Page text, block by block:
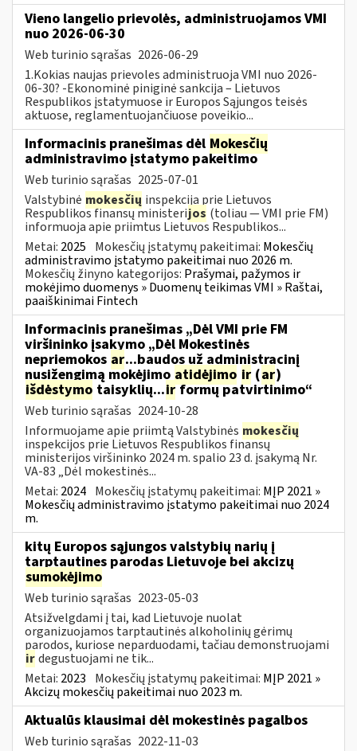
Vieno langelio prievolės, administruojamos VMI
nuo 2026-06-30
Web turinio sąrašas 2026-06-29
1.Kokias naujas prievoles administruoja VMI nuo 2026-
06-30? -Ekonominė piniginė sankcija – Lietuvos
Respublikos įstatymuose ir Europos Sąjungos teisės
aktuose, reglamentuojančiuose poveikio...
Informacinis pranešimas dėl Mokesčių
administravimo įstatymo pakeitimo
Web turinio sąrašas 2025-07-01
Valstybinė mokesčių inspekcija prie Lietuvos
Respublikos finansų ministerijos (toliau — VMI prie FM)
informuoja apie priimtus Lietuvos Respublikos...
Metai: 2025 Mokesčių įstatymų pakeitimai: Mokesčių
administravimo įstatymo pakeitimai nuo 2026 m.
Mokesčių žinyno kategorijos: Prašymai, pažymos ir
mokėjimo duomenys » Duomenų teikimas VMI » Raštai,
paaiškinimai Fintech
Informacinis pranešimas „Dėl VMI prie FM
viršininko įsakymo „Dėl Mokestinės
nepriemokos ar...baudos už administracinį
nusižengimą mokėjimo atidėjimo ir (ar)
išdėstymo taisyklių...irformų patvirtinimo“
Web turinio sąrašas 2024-10-28
Informuojame apie priimtą Valstybinės mokesčių
inspekcijos prie Lietuvos Respublikos finansų
ministerijos viršininko 2024 m. spalio 23 d. įsakymą Nr.
VA-83 „Dėl mokestinės...
Metai: 2024 Mokesčių įstatymų pakeitimai: MĮP 2021 »
Mokesčių administravimo įstatymo pakeitimai nuo 2024
m.
kitų Europos sąjungos valstybių narių į
tarptautines parodas Lietuvoje bei akcizų
sumokėjimo
Web turinio sąrašas 2023-05-03
Atsižvelgdami į tai, kad Lietuvoje nuolat
organizuojamos tarptautinės alkoholinių gėrimų
parodos, kuriose neparduodami, tačiau demonstruojami
irdegustuojami ne tik...
Metai: 2023 Mokesčių įstatymų pakeitimai: MĮP 2021 »
Akcizų mokesčių pakeitimai nuo 2023 m.
Aktualūs klausimai dėl mokestinės pagalbos
Web turinio sąrašas 2022-11-03